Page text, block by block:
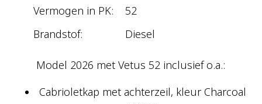
Vermogen in PK:
52
Brandstof:
Diesel
Model 2026 met Vetus 52 inclusief o.a.:
Cabrioletkap met achterzeil, kleur Charcoal